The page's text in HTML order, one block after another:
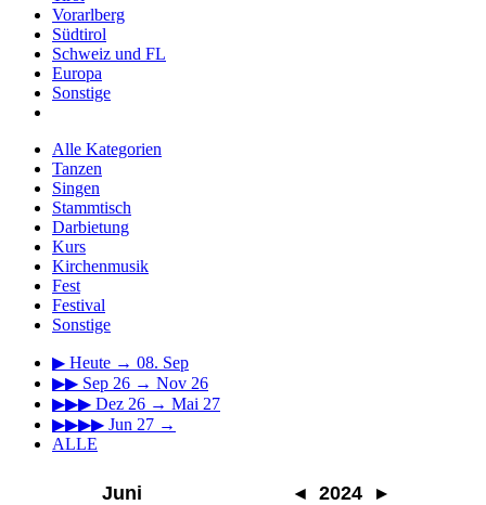
Vorarlberg
Südtirol
Schweiz und FL
Europa
Sonstige
Alle Kategorien
Tanzen
Singen
Stammtisch
Darbietung
Kurs
Kirchenmusik
Fest
Festival
Sonstige
▶ Heute → 08. Sep
▶▶ Sep 26 → Nov 26
▶▶▶ Dez 26 → Mai 27
▶▶▶▶ Jun 27 →
ALLE
Juni ◂ 2024 ▸